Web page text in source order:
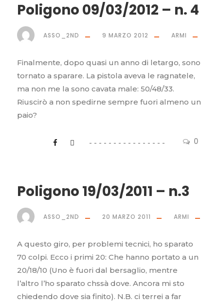
Poligono 09/03/2012 – n. 4
0
ASSO_2ND 9 MARZO 2012 ARMI
Finalmente, dopo quasi un anno di letargo, sono
tornato a sparare. La pistola aveva le ragnatele,
ma non me la sono cavata male: 50/48/33.
Riuscirò a non spedirne sempre fuori almeno un
paio?
Poligono 19/03/2011 – n.3
ASSO_2ND 20 MARZO 2011 ARMI
A questo giro, per problemi tecnici, ho sparato
70 colpi. Ecco i primi 20: Che hanno portato a un
20/18/10 (Uno è fuori dal bersaglio, mentre
l’altro l’ho sparato chssà dove. Ancora mi sto
chiedendo dove sia finito). N.B. ci terrei a far